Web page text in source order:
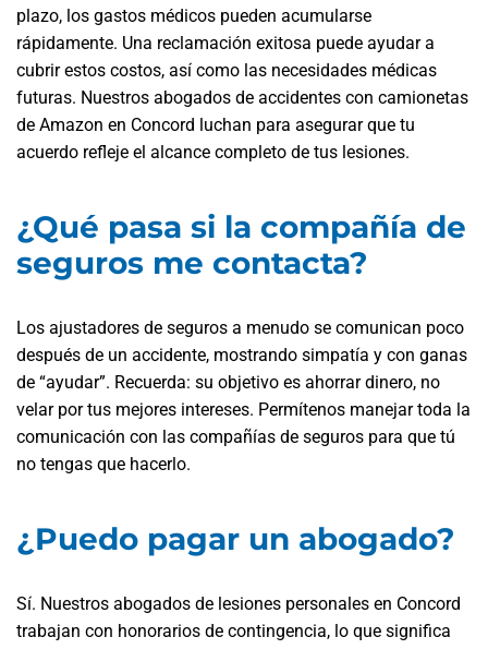
plazo, los gastos médicos pueden acumularse
rápidamente. Una reclamación exitosa puede ayudar a
cubrir estos costos, así como las necesidades médicas
futuras. Nuestros abogados de accidentes con camionetas
de Amazon en Concord luchan para asegurar que tu
acuerdo refleje el alcance completo de tus lesiones.
¿Qué pasa si la compañía de
seguros me contacta?
Los ajustadores de seguros a menudo se comunican poco
después de un accidente, mostrando simpatía y con ganas
de “ayudar”. Recuerda: su objetivo es ahorrar dinero, no
velar por tus mejores intereses. Permítenos manejar toda la
comunicación con las compañías de seguros para que tú
no tengas que hacerlo.
¿Puedo pagar un abogado?
Sí. Nuestros abogados de lesiones personales en Concord
trabajan con honorarios de contingencia, lo que significa